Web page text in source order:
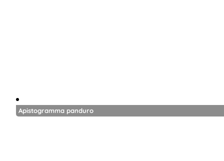
Apistogramma panduro